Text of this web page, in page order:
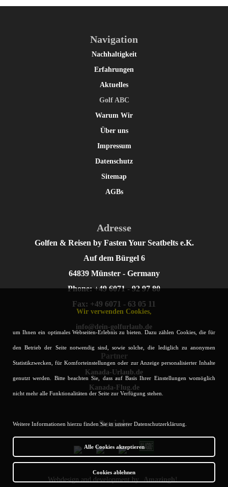
Navigation
Nachhaltigkeit
Erfahrungen
Aktuelles
Golf ABC
Warum Wir
Über uns
Impressum
Datenschutz
Sitemap
AGBs
Adresse
Golfen & Reisen by Fasten Your Seatbelts e.K.
Auf dem Bürgel 6
64839 Münster - Germany
Phone: +49 6071 - 92 97 80
Fax: +49 6071 - 63 05 11
info@dein-golfurlaub.de
Partner
Kanada-Urlaub.de
Kanada-Flug.de
Socials
Webdesign and development by Amazingh!
Wir verwenden Cookies,
um Ihnen ein optimales Webseiten-Erlebnis zu bieten. Dazu zählen Cookies, die für
den Betrieb der Seite notwendig sind, sowie solche, die lediglich zu anonymen
Statistikzwecken, für Komforteinstellungen oder zur Anzeige personalisierter Inhalte
genutzt werden. Bitte beachten Sie, dass auf Basis Ihrer Einstellungen womöglich
nicht mehr alle Funktionalitäten der Seite zur Verfügung stehen.
Weitere Informationen hierzu finden Sie in unserer Datenschutzerklärung.
Alle Cookies akzeptieren
Cookies ablehnen